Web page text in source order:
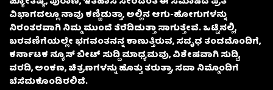
ವಿಭಾಗದಲ್ಲೂ ನಾವು ಕಣ್ಣಿಡುತ್ತಾ, ಅಲ್ಲಿನ ಆಗು-ಹೋಗುಗಳನ್ನು
ನಿರಂತರವಾಗಿ ನಿಮ್ಮ ಮುಂದೆ ತೆರೆದಿಡುತ್ತಾ ಸಾಗುತ್ತೇವೆ. ಒಟ್ಟಿನಲ್ಲಿ,
ಬರವಣಿಗೆಯಲ್ಲೇ ಭಗವಂತನನ್ನ ಕಾಣುತ್ತಿರುವ, ಸದೃಢ ತಂಡದೊಂದಿಗೆ,
ಕರ್ನಾಟಕ ನ್ಯೂಸ್ ಬೀಟ್ ಸುದ್ದಿ ಮಾಧ್ಯಮವು, ವಿಶೇಷವಾಗಿ ಸುದ್ದಿ,
ವರದಿ, ಅಂಕಣ, ಚಿತ್ರಣಗಳನ್ನು ಹೊತ್ತು ತರುತ್ತಾ, ಸದಾ ನಿಮ್ಮೊಂದಿಗೆ
ಬೆಸೆದುಕೊಂಡಿರಲಿದೆ.